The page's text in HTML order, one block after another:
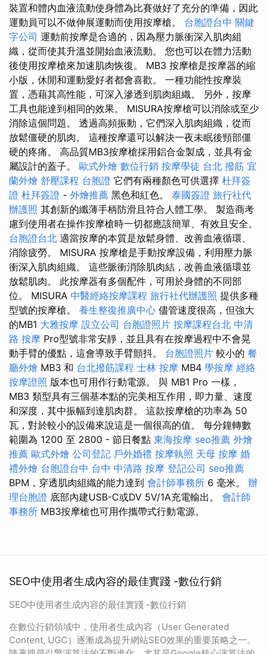
裝置和體內血液流動使身體為比賽做好了充分的準備，因此
運動員可以不做伸展運動而使用按摩槍。 台胞證台中 關鍵
字公司 運動前按摩是合適的，因為壓力脈衝深入肌肉組
織，從而使其升溫並開始血液流動。 您也可以在體力活動
後使用按摩槍來加速肌肉恢復。 MB3 按摩槍是按摩器的縮
小版，休閒和運動愛好者都會喜歡。 一種功能性按摩裝
置，憑藉其高性能，可深入滲透到肌肉組織。 另外，按摩
工具也能達到相同的效果。 MISURA按摩槍可以消除或至少
消除這個問題。 透過高頻振動，它們深入肌肉組織，從而
放鬆僵硬的肌肉。 這種按摩還可以解決一夜未眠後頸部僵
硬的疼痛。 高品質MB3按摩槍採用鋁合金製成，並具有金
屬設計的蓋子。 歐式外燴 數位行銷 按摩學徒 台北 撥筋 宜
蘭外燴 舒壓課程 台胞證 它們有兩種顏色可供選擇 杜拜簽
證 杜拜簽證 - 外燴推薦 黑色和紅色。 泰國簽證 旅行社代
辦護照 其創新的纖薄手柄防滑且符合人體工學。 製造商考
慮到使用者在操作按摩槍時一切都應該簡單、有效且安全。
台胞證台北 適當按摩的本質是放鬆身體、改善血液循環、
消除疲勞。 MISURA 按摩槍是手動按摩設備，利用壓力脈
衝深入肌肉組織。 這些脈衝消除肌肉結，改善血液循環並
放鬆肌肉。 此按摩器有多個配件，可用於身體的不同部
位。 MISURA 中醫經絡按摩課程 旅行社代辦護照 提供多種
型號的按摩槍。 養生整復推廣中心 儘管速度很高，但強大
的MB1 大雅按摩 設立公司 台胞證照片 按摩課程台北 中清
路 按摩 Pro型號非常安靜，並且具有在按摩過程中不會晃
動手臂的優點，這會導致手臂顫抖。 台胞證照片 較小的 餐
廳外燴 MB3 和 台北撥筋課程 士林 按摩 MB4 學按摩 經絡
按摩證照 版本也可用作行動電源。 與 MB1 Pro 一樣，
MB3 類型具有三個基本點的完美相互作用，即力量、速度
和深度，其中振幅到達肌肉群。 這款按摩槍的功率為 50
瓦，對於較小的設備來說這是一個很高的值。 每分鐘轉數
範圍為 1200 至 2800 - 節日餐點 東海按摩 seo推薦 外燴
推薦 歐式外燴 公司登記 戶外婚禮 按摩執照 天母 按摩 婚
禮外燴 台胞證台中 台中 中清路 按摩 登記公司 seo推薦
BPM，穿透肌肉組織的能力達到 會計師事務所 6 毫米。 辦
理台胞證 底部內建USB-C或DV 5V/1A充電輸出。 會計師
事務所 MB3按摩槍也可用作攜帶式行動電源。
SEO中使用者生成內容的最佳實踐 -數位行銷
SEO中使用者生成內容的最佳實踐 -數位行銷
在數位行銷領域中，使用者生成內容（User Generated
Content, UGC）逐漸成為提升網站SEO效果的重要策略之一。